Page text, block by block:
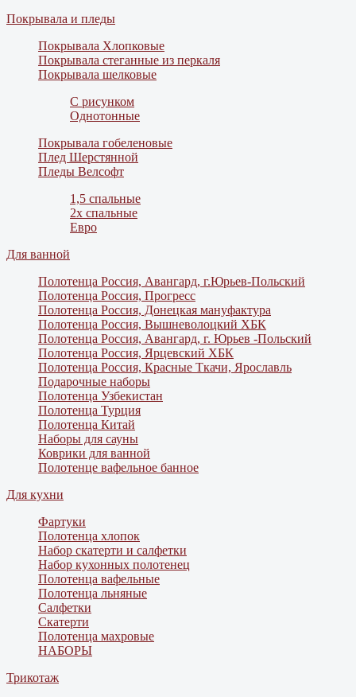
Покрывала и пледы
Покрывала Хлопковые
Покрывала стеганные из перкаля
Покрывала шелковые
С рисунком
Однотонные
Покрывала гобеленовые
Плед Шерстянной
Пледы Велсофт
1,5 спальные
2х спальные
Евро
Для ванной
Полотенца Россия, Авангард, г.Юрьев-Польский
Полотенца Россия, Прогресс
Полотенца Россия, Донецкая мануфактура
Полотенца Россия, Вышневолоцкий ХБК
Полотенца Россия, Авангард, г. Юрьев -Польский
Полотенца Россия, Ярцевский ХБК
Полотенца Россия, Красные Ткачи, Ярославль
Подарочные наборы
Полотенца Узбекистан
Полотенца Турция
Полотенца Китай
Наборы для сауны
Коврики для ванной
Полотенце вафельное банное
Для кухни
Фартуки
Полотенца хлопок
Набор скатерти и салфетки
Набор кухонных полотенец
Полотенца вафельные
Полотенца льняные
Салфетки
Скатерти
Полотенца махровые
НАБОРЫ
Трикотаж